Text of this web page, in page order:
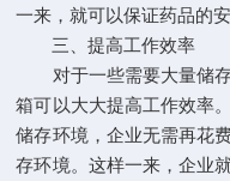
一来，就可以保证药品的
三、提高工作效率
对于一些需要大量储存
箱可以大大提高工作效率
储存环境，企业无需再花
存环境。这样一来，企业